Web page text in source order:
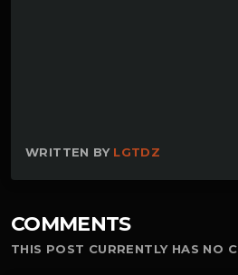
WRITTEN BY LGTDZ
COMMENTS
THIS POST CURRENTLY HAS NO